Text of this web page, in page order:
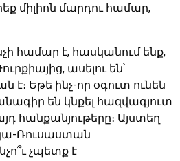
միլիոն մարդու համար,
համար է, հասկանում ենք,
ասելու են՝
Եթե ինչ-որ օգուտ ունեն
են կնքել հազվագյուտ
հանքանյութերը։ Այստեղ
Ռուսաստան
չպետք է